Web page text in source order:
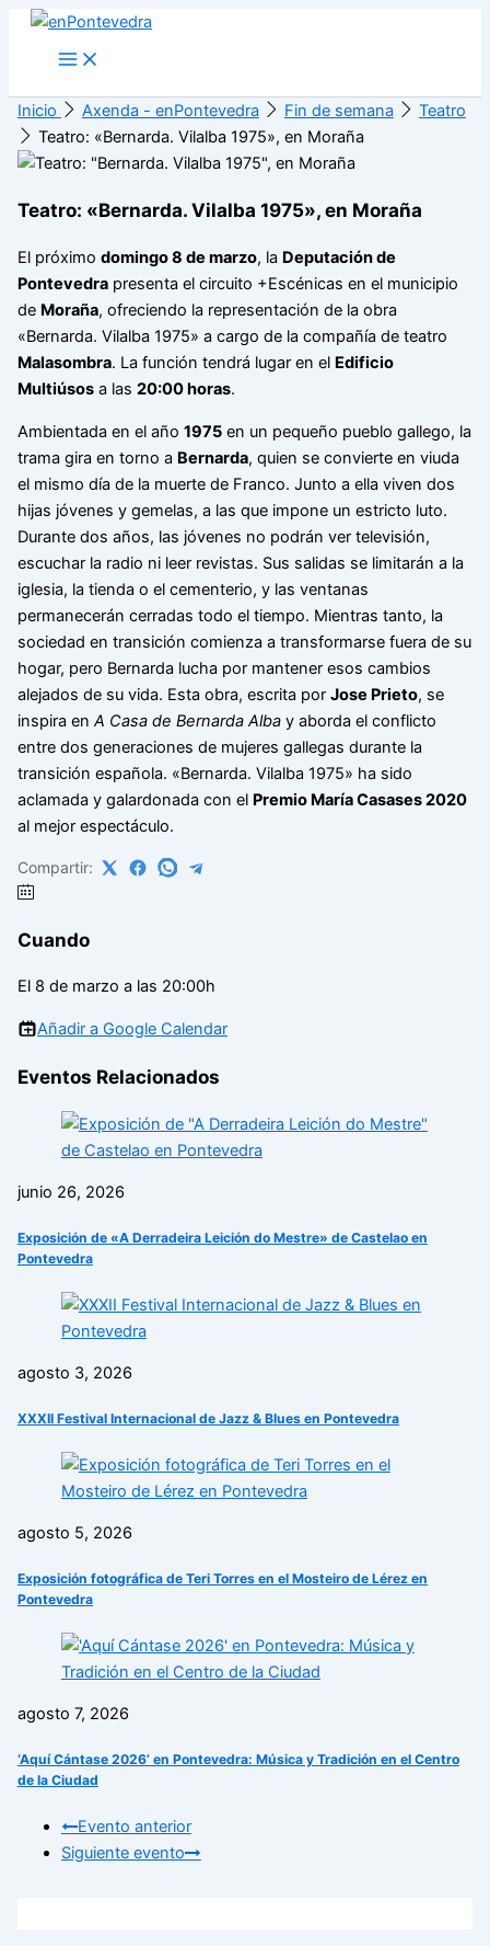
Main
Menu
Inicio Axenda - enPontevedra Fin de semana
Teatro
Teatro: «Bernarda. Vilalba 1975», en Moraña
Teatro: «Bernarda. Vilalba 1975», en Moraña
El próximo domingo 8 de marzo, la Deputación de
Pontevedrapresenta el circuito +Escénicas en el municipio
de Moraña, ofreciendo la representación de la obra
«Bernarda. Vilalba 1975» a cargo de la compañía de teatro
Malasombra. La función tendrá lugar en el Edificio
Multiúsosa las 20:00 horas.
Ambientada en el año 1975en un pequeño pueblo gallego, la
trama gira en torno a Bernarda, quien se convierte en viuda
el mismo día de la muerte de Franco. Junto a ella viven dos
hijas jóvenes y gemelas, a las que impone un estricto luto.
Durante dos años, las jóvenes no podrán ver televisión,
escuchar la radio ni leer revistas. Sus salidas se limitarán a la
iglesia, la tienda o el cementerio, y las ventanas
permanecerán cerradas todo el tiempo. Mientras tanto, la
sociedad en transición comienza a transformarse fuera de su
hogar, pero Bernarda lucha por mantener esos cambios
alejados de su vida. Esta obra, escrita por Jose Prieto, se
inspira en A Casa de Bernarda Albay aborda el conflicto
entre dos generaciones de mujeres gallegas durante la
transición española. «Bernarda. Vilalba 1975» ha sido
aclamada y galardonada con el Premio María Casases 2020
al mejor espectáculo.
Compartir:
Cuando
El 8 de marzo a las 20:00h
Añadir a Google Calendar
Eventos Relacionados
junio 26, 2026
Exposición de «A Derradeira Leición do Mestre» de Castelao en
Pontevedra
agosto 3, 2026
XXXII Festival Internacional de Jazz & Blues en Pontevedra
agosto 5, 2026
Exposición fotográfica de Teri Torres en el Mosteiro de Lérez en
Pontevedra
agosto 7, 2026
‘Aquí Cántase 2026’ en Pontevedra: Música y Tradición en el Centro
de la Ciudad
Evento anterior
Siguiente evento